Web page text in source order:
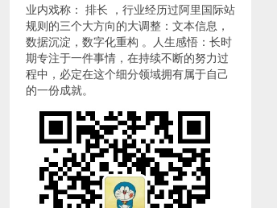
业内戏称： 排长 ，行业经历过阿里国际站
规则的三个大方向的大调整：文本信息，
数据沉淀，数字化重构 。人生感悟：长时
期专注于一件事情，在持续不断的努力过
程中，必定在这个细分领域拥有属于自己
的一份成就。